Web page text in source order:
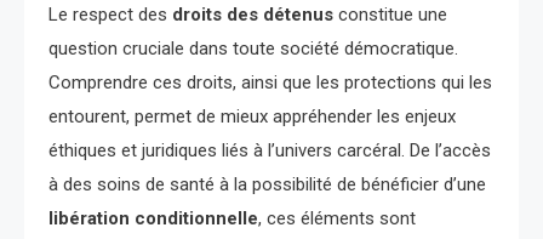
Le respect des droits des détenus constitue une
question cruciale dans toute société démocratique.
Comprendre ces droits, ainsi que les protections qui les
entourent, permet de mieux appréhender les enjeux
éthiques et juridiques liés à l’univers carcéral. De l’accès
à des soins de santé à la possibilité de bénéficier d’une
libération conditionnelle, ces éléments sont